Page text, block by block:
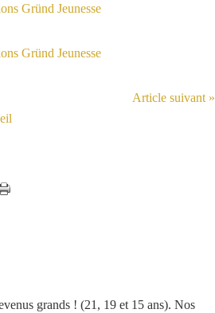
Article suivant »
grands ! (21, 19 et 15 ans). Nos